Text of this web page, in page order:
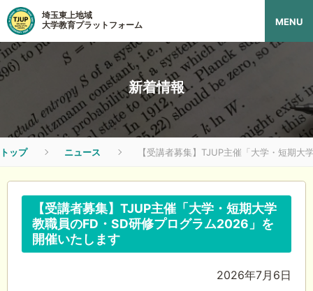
埼玉東上地域
大学教育プラットフォーム
MENU
新着情報
トップ ニュース 【受講者募集】TJUP主催「大学・短期
【受講者募集】TJUP主催「大学・短期大学
教職員のFD・SD研修プログラム2026」を
開催いたします
2026年7月6日